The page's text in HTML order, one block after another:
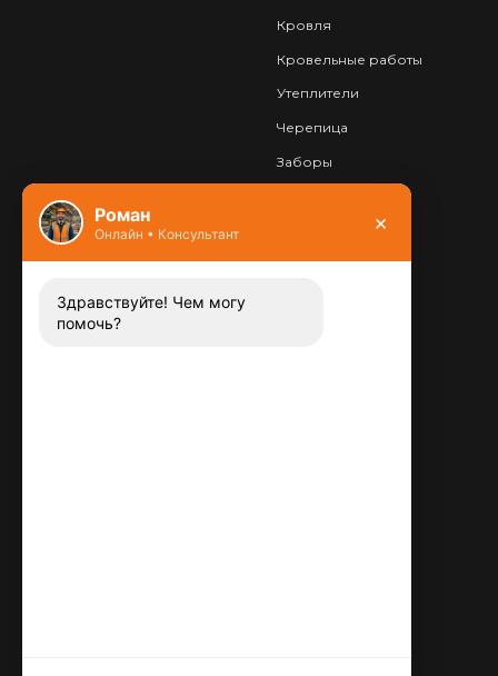
Кровля
Кровельные работы
Утеплители
Черепица
Заборы
Контакты
Заказать звонок
Роман
Онлайн • Консультант ×
Здравствуйте! Чем могу
помочь?